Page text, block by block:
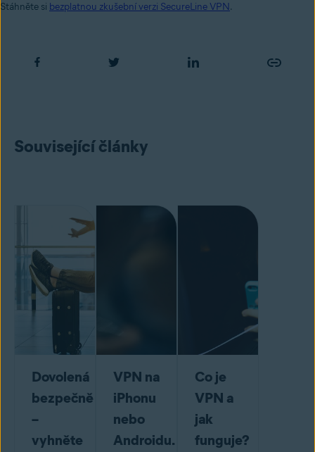
Stáhněte si bezplatnou zkušební verzi SecureLine VPN.
Související články
Dovolená
bezpečně
–
vyhněte
VPN na
iPhonu
nebo
Androidu.
Co je
VPN a
jak
funguje?